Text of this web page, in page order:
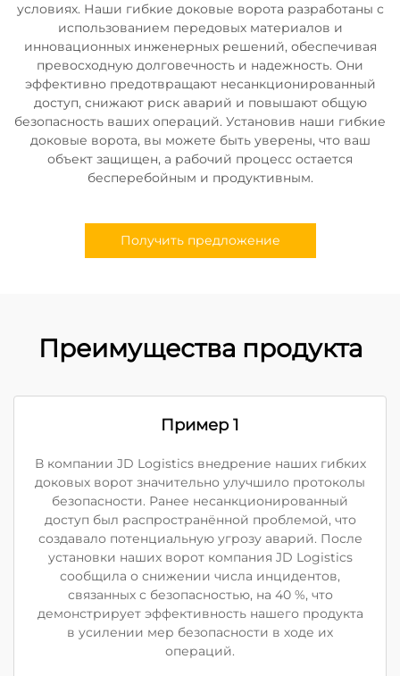
условиях. Наши гибкие доковые ворота разработаны с
использованием передовых материалов и
инновационных инженерных решений, обеспечивая
превосходную долговечность и надежность. Они
эффективно предотвращают несанкционированный
доступ, снижают риск аварий и повышают общую
безопасность ваших операций. Установив наши гибкие
доковые ворота, вы можете быть уверены, что ваш
объект защищен, а рабочий процесс остается
бесперебойным и продуктивным.
Получить предложение
Преимущества продукта
Пример 1
В компании JD Logistics внедрение наших гибких
доковых ворот значительно улучшило протоколы
безопасности. Ранее несанкционированный
доступ был распространённой проблемой, что
создавало потенциальную угрозу аварий. После
установки наших ворот компания JD Logistics
сообщила о снижении числа инцидентов,
связанных с безопасностью, на 40 %, что
демонстрирует эффективность нашего продукта
в усилении мер безопасности в ходе их
операций.